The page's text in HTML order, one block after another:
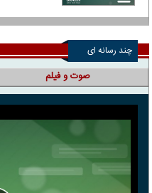
چند رسانه ای
صوت و فیلم